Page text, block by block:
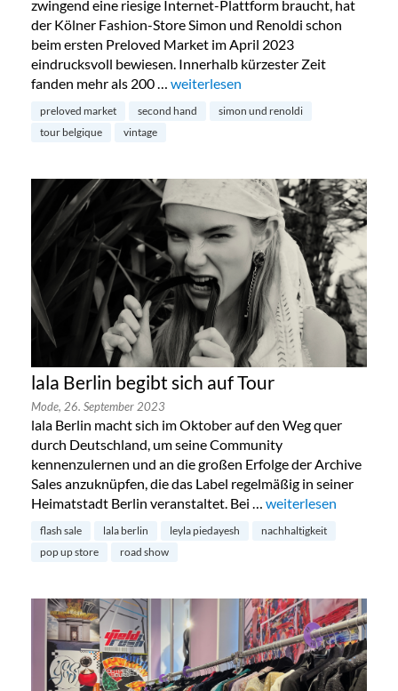
zwingend eine riesige Internet-Plattform braucht, hat
der Kölner Fashion-Store Simon und Renoldi schon
beim ersten Preloved Market im April 2023
eindrucksvoll bewiesen. Innerhalb kürzester Zeit
fanden mehr als 200 … „Preloved Market by Simon &
weiterlesen
preloved market second hand
simon und renoldi
tour belgique
vintage
lala Berlin begibt sich auf Tour
Mode, 26. September 2023
lala Berlin macht sich im Oktober auf den Weg quer
durch Deutschland, um seine Community
kennenzulernen und an die großen Erfolge der Archive
Sales anzuknüpfen, die das Label regelmäßig in seiner
Heimatstadt Berlin veranstaltet. Bei … „lala Berlin begibt
weiterlesen
flash sale lala berlin leyla piedayesh
nachhaltigkeit
pop up store
road show